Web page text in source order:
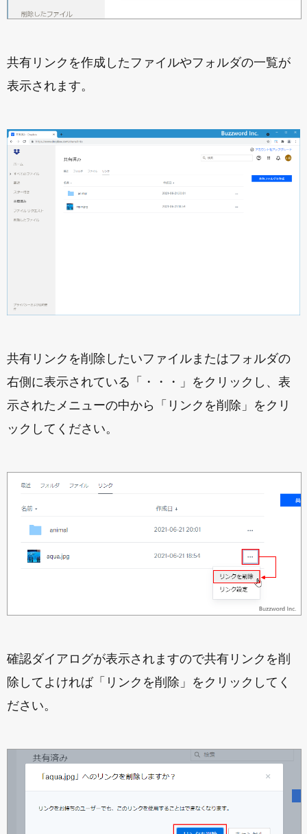
共有リンクを作成したファイルやフォルダの一覧が
表示されます。
共有リンクを削除したいファイルまたはフォルダの
右側に表示されている「・・・」をクリックし、表
示されたメニューの中から「リンクを削除」をクリ
ックしてください。
確認ダイアログが表示されますので共有リンクを削
除してよければ「リンクを削除」をクリックしてく
ださい。